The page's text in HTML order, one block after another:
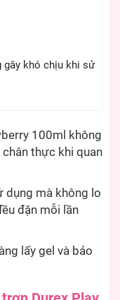
gây khó chịu khi sử
100ml không
thực khi quan
dụng mà không lo
đặn mỗi lần
lấy gel và bảo